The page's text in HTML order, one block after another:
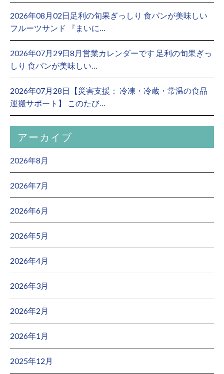
2026年08月02日足利の旬果ぎっしり 食パンが美味しい
フルーツサンド 『まいに…
2026年07月29日8月営業カレンダーです 足利の旬果ぎっ
しり 食パンが美味しい…
2026年07月28日【災害支援： 冷凍・冷蔵・常温の食品
運搬サポート】 このたび…
アーカイブ
2026年8月
2026年7月
2026年6月
2026年5月
2026年4月
2026年3月
2026年2月
2026年1月
2025年12月